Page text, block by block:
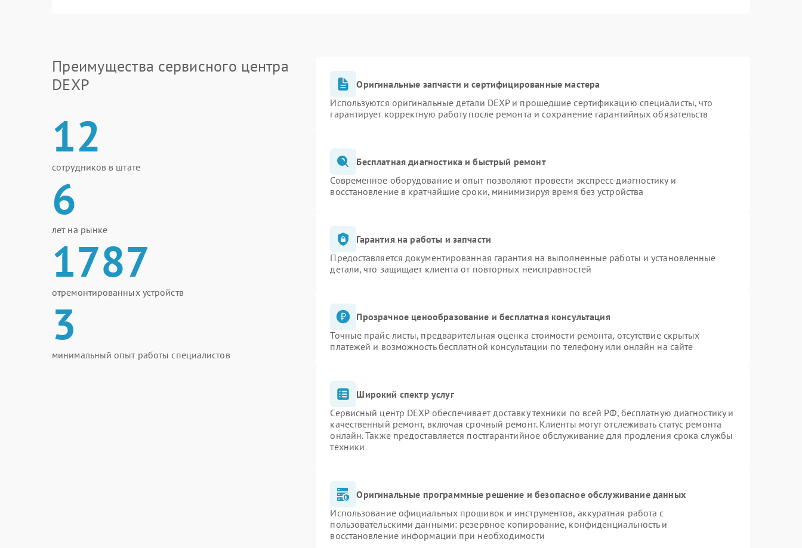
Преимущества сервисного центра
DEXP
12
сотрудников в штате
6
лет на рынке
1787
отремонтированных устройств
3
минимальный опыт работы специалистов
Оригинальные запчасти и сертифицированные мастера
Используются оригинальные детали DEXP и прошедшие сертификацию специалисты, что
гарантирует корректную работу после ремонта и сохранение гарантийных обязательств
Бесплатная диагностика и быстрый ремонт
Современное оборудование и опыт позволяют провести экспресс-диагностику и
восстановление в кратчайшие сроки, минимизируя время без устройства
Гарантия на работы и запчасти
Предоставляется документированная гарантия на выполненные работы и установленные
детали, что защищает клиента от повторных неисправностей
Прозрачное ценообразование и бесплатная консультация
Точные прайс-листы, предварительная оценка стоимости ремонта, отсутствие скрытых
платежей и возможность бесплатной консультации по телефону или онлайн на сайте
Широкий спектр услуг
Сервисный центр DEXP обеспечивает доставку техники по всей РФ, бесплатную диагностику и
качественный ремонт, включая срочный ремонт. Клиенты могут отслеживать статус ремонта
онлайн. Также предоставляется постгарантийное обслуживание для продления срока службы
техники
Оригинальные программные решение и безопасное обслуживание данных
Использование официальных прошивок и инструментов, аккуратная работа с
пользовательскими данными: резервное копирование, конфиденциальность и
восстановление информации при необходимости